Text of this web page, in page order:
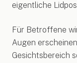
eigentliche
Für Betroffene
Augen
Gesichtsbereich